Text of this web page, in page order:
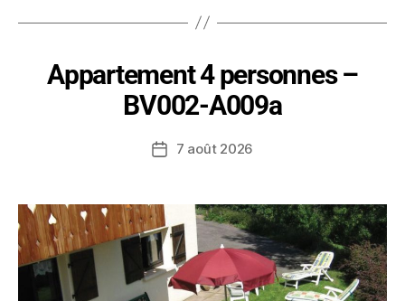
Appartement 4 personnes –
BV002-A009a
7 août 2026